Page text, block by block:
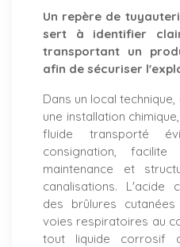
Un repère de
sert à identifier
transportant un
afin de sécuriser
Dans un local
une installation
fluide transporté
consignation,
maintenance et
canalisations. L'acide
des brûlures
voies respiratoires au
tout liquide corrosif